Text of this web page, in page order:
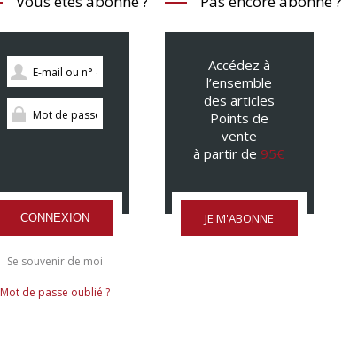
CONNEXION
Se souvenir de moi
Mot de passe oublié ?
Accédez à
l’ensemble
des articles
Points de
vente
à partir de 95€
JE M'ABONNE